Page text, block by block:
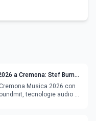
a Cremona: Stef Burns,
Contest, il programma
Musica 2026 con
tecnologie audio e